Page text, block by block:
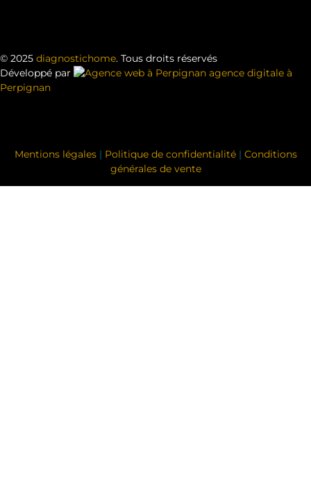
© 2025 diagnostichome. Tous droits réservés
Développé par
agence digitale à
Perpignan
Mentions légales| Politique de confidentialité | Conditions
générales de vente